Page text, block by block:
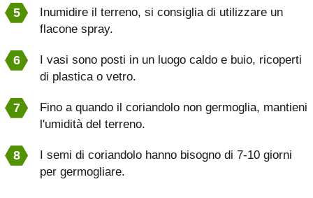
Inumidire il terreno, si consiglia di utilizzare un
flacone spray.
I vasi sono posti in un luogo caldo e buio, ricoperti
di plastica o vetro.
Fino a quando il coriandolo non germoglia, mantieni
l'umidità del terreno.
I semi di coriandolo hanno bisogno di 7-10 giorni
per germogliare.